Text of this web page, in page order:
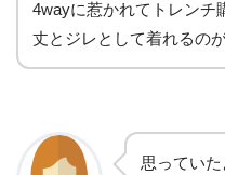
4wayに惹かれてトレンチ
丈とジレとして着れるの
思ってい